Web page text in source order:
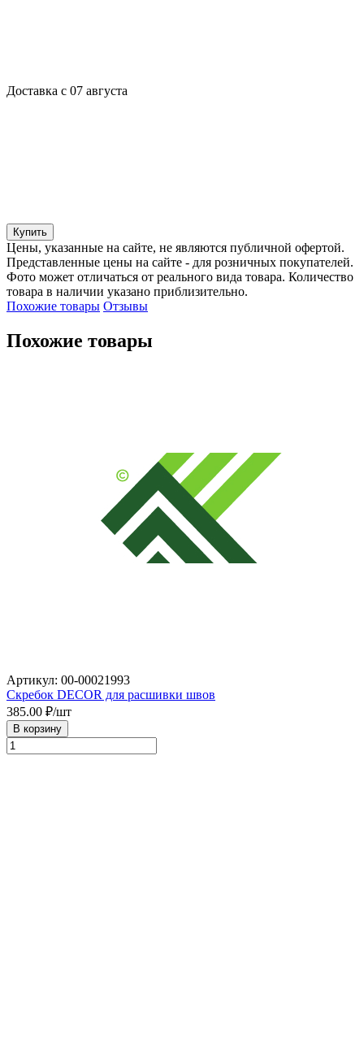
Доставка с 07 августа
Купить
Цены, указанные на сайте, не являются публичной офертой.
Представленные цены на сайте - для розничных покупателей.
Фото может отличаться от реального вида товара. Количество
товара в наличии указано приблизительно.
Похожие товары Отзывы
Похожие товары
Артикул: 00-00021993
Скребок DECOR для расшивки швов
385.00 ₽/шт
В корзину